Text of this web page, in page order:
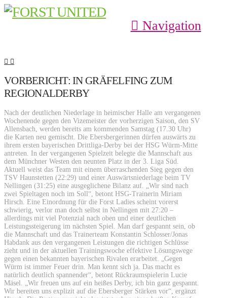
Navigation
VORBERICHT: IN GRÄFELFING ZUM
REGIONALDERBY
Nach der deutlichen Niederlage in heimischer Halle am vergangenen
Wochenende gegen den Vizemeister der vorherzigen Saison, den SV
Allensbach, werden bereits am kommenden Samstag (17.30 Uhr)
die Karten neu gemischt. Die Ebersbergerinnen dürfen auswärts zu
ihrem ersten bayerischen Drittliga-Derby bei der HSG Würm-Mitte
antreten. In der vergangenen Spielzeit belegte die Mannschaft aus
dem Münchner Westen den neunten Platz in der 3. Liga Süd.
Aktuell weist das Team mit einem überraschenden Sieg gegen den
TSV Haunstetten (22:29) und einer Auswärtsniederlage beim TV
Nellingen (31:25) eine ausgeglichene Bilanz auf. „Wir sind nach
zwei Spieltagen noch im Soll“, betont HSG-Trainerin Miriam
Hirsch. Eine Einordnung für die Forst Ladies scheint vorerst
schwierig, verlor man doch selbst in Nellingen mit 27:20 –
allerdings mit viel Potenzial nach oben und einer deutlichen
Leistungssteigerung im nächsten Spiel. Man darf gespannt sein, ob
die Mannschaft und das Trainerteam Konstantin Schlosser/Jonas
Habdank aus den vergangenen Leistungen die richtigen Schlüsse
zieht und in der aktuellen Trainingswoche effektive Lösungswege
gegen einen bekannten bayerischen Rivalen erarbeitet. „Gegen
Würm ist immer Feuer drin. Man kennt sich ja. Das macht es
natürlich deutlich spannender“, betont Rückraumspielerin Lucie
Mäsel. „Wir freuen uns auf ein heißes Derby, ich bin ganz gespannt.
Wir bereiten uns explizit auf die Ebersberger Stärken vor“, ergänzt